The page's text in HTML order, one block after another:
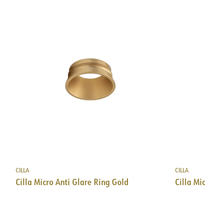
CILLA
Cilla Micro Anti Glare Ring Gold
CILLA
Cilla